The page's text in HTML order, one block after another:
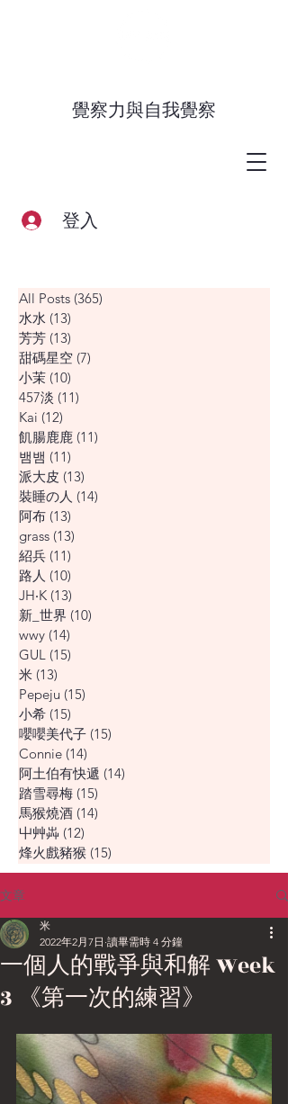
覺察力與自我覺察
登入
All Posts (365)
水水 (13)
芳芳 (13)
甜碼星空 (7)
小茉 (10)
457淡 (11)
Kai (12)
飢腸鹿鹿 (11)
뱀뱀 (11)
派大皮 (13)
裝睡の人 (14)
阿布 (13)
grass (13)
紹兵 (11)
路人 (10)
JH‧K (13)
新_世界 (10)
wwy (14)
GUL (15)
米 (13)
Pepeju (15)
小希 (15)
嚶嚶美代子 (15)
Connie (14)
阿土伯有快遞 (14)
踏雪尋梅 (15)
馬猴燒酒 (14)
屮艸芔 (12)
烽火戲豬猴 (15)
文章
一個人的戰爭與和解 Week
3 《第一次的練習》
米
2022年2月7日 讀畢需時 4 分鐘